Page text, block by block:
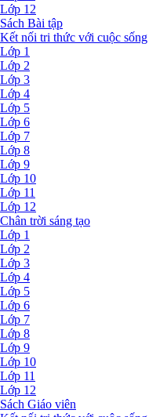
Lớp 12
Sách Bài tập
Kết nối tri thức với cuộc sống
Lớp 1
Lớp 2
Lớp 3
Lớp 4
Lớp 5
Lớp 6
Lớp 7
Lớp 8
Lớp 9
Lớp 10
Lớp 11
Lớp 12
Chân trời sáng tạo
Lớp 1
Lớp 2
Lớp 3
Lớp 4
Lớp 5
Lớp 6
Lớp 7
Lớp 8
Lớp 9
Lớp 10
Lớp 11
Lớp 12
Sách Giáo viên